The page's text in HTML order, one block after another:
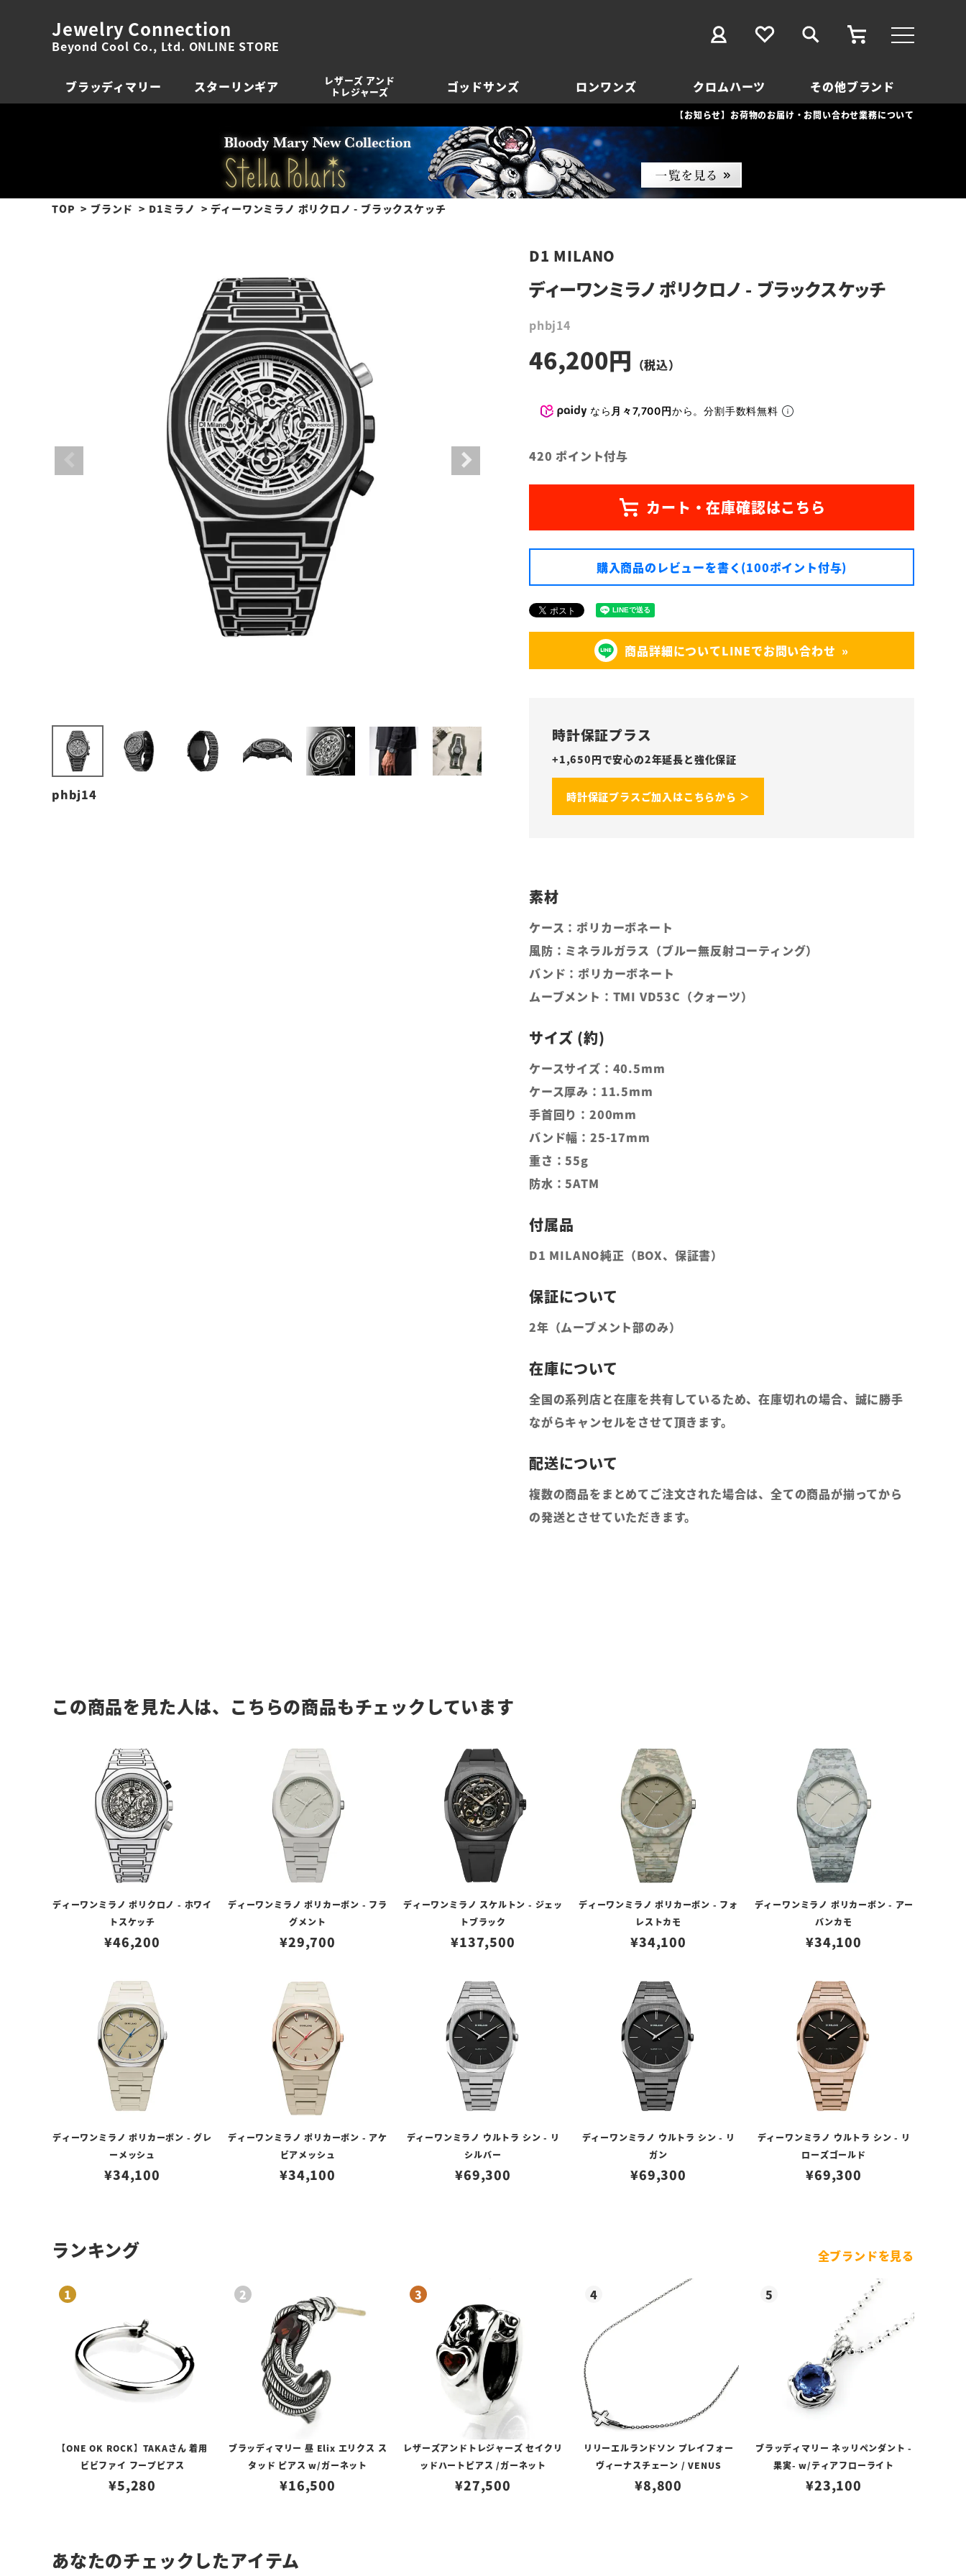
Jewelry Connection
Beyond Cool Co., Ltd. ONLINE STORE
ブラッディマリー スターリンギア
レザーズ アンド
トレジャーズ
ゴッドサンズ ロンワンズ クロムハーツ その他ブランド
【お知らせ】お荷物のお届け・お問い合わせ業務について
TOP ブランド D1ミラノ ディーワンミラノ ポリクロノ - ブラックスケッチ
phbj14
D1 MILANO
ディーワンミラノ ポリクロノ - ブラックスケッチ
phbj14
46,200
なら 月々7,700円から。分割手数料無料
420 ポイント付与
購入商品のレビューを書く(100ポイント付与)
商品詳細についてLINEでお問い合わせ
時計保証プラス
+1,650円で安心の2年延長と強化保証
時計保証プラスご加入はこちらから ＞
ケース：ポリカーボネート
風防：ミネラルガラス（ブルー無反射コーティング）
バンド：ポリカーボネート
ムーブメント：TMI VD53C（クォーツ）
ケースサイズ：40.5mm
ケース厚み：11.5mm
手首回り：200mm
バンド幅：25-17mm
重さ：55g
防水：5ATM
D1 MILANO純正（BOX、保証書）
2年（ムーブメント部のみ）
全国の系列店と在庫を共有しているため、在庫切れの場合、誠に勝手
ながらキャンセルをさせて頂きます。
複数の商品をまとめてご注文された場合は、全ての商品が揃ってから
の発送とさせていただきます。
この商品を見た人は、こちらの商品もチェックしています
ディーワンミラノ ポリクロノ - ホワイ
トスケッチ
¥46,200
ディーワンミラノ ポリカーボン - フラ
グメント
¥29,700
ディーワンミラノ スケルトン - ジェッ
トブラック
¥137,500
ディーワンミラノ ポリカーボン - フォ
レストカモ
¥34,100
ディーワンミラノ ポリカーボン - アー
バンカモ
¥34,100
ディーワンミラノ ポリカーボン - グレ
ーメッシュ
¥34,100
ディーワンミラノ ポリカーボン - アケ
ビアメッシュ
¥34,100
ディーワンミラノ ウルトラ シン - リ
シルバー
¥69,300
ディーワンミラノ ウルトラ シン - リ
ガン
¥69,300
ディーワンミラノ ウルトラ シン - リ
ローズゴールド
¥69,300
ランキング 全ブランドを見る
【ONE OK ROCK】TAKAさん 着用
ビビファイ フープピアス
¥5,280
ブラッディマリー 昼 Elix エリクス ス
タッド ピアス w/ガーネット
¥16,500
レザーズアンドトレジャーズ セイクリ
ッドハートピアス /ガーネット
¥27,500
リリーエルランドソン プレイフォー
ヴィーナスチェーン / VENUS
¥8,800
ブラッディマリー ネッリペンダント -
果実- w/ティアフローライト
¥23,100
あなたのチェックしたアイテム